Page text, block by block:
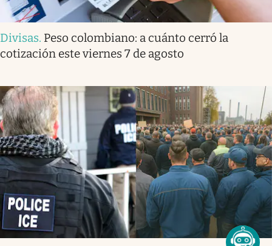
Divisas. Peso colombiano: a cuánto cerró la
cotización este viernes 7 de agosto